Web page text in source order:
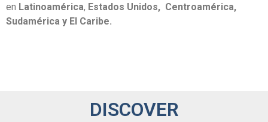
en Latinoamérica, Estados Unidos, Centroamérica,
Sudamérica y El Caribe.
DISCOVER